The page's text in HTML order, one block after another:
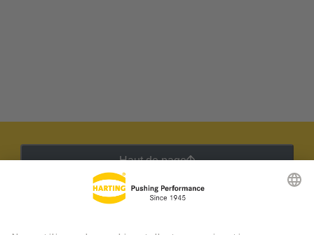
Haut de page